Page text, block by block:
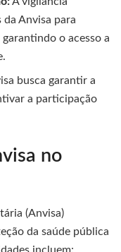
Anvisa para
o acesso a
busca garantir a
a participação
no
(Anvisa)
da saúde pública